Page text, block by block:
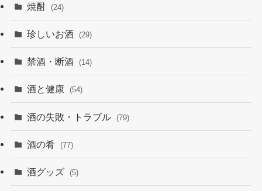
焼酎 (24)
珍しいお酒 (29)
禁酒・断酒 (14)
酒と健康 (54)
酒の失敗・トラブル (79)
酒の肴 (77)
酒グッズ (5)